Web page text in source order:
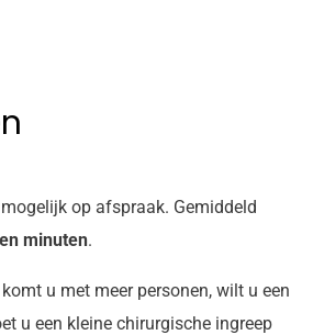
op afspraak. Gemiddeld
minuten.
u met meer personen, wilt u een
u een kleine chirurgische ingreep